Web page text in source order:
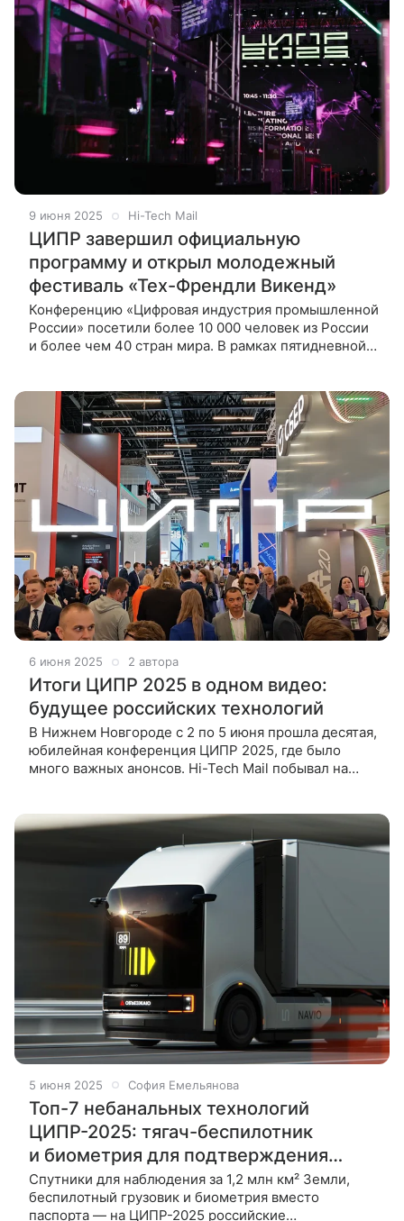
9 июня 2025 Hi-Tech Mail
ЦИПР завершил официальную
программу и открыл молодежный
фестиваль «Тех-Френдли Викенд»
Конференцию «Цифровая индустрия промышленной
России» посетили более 10 000 человек из России
и более чем 40 стран мира. В рамках пятидневной
6 июня 2025 2 автора
Итоги ЦИПР 2025 в одном видео:
будущее российских технологий
В Нижнем Новгороде с 2 по 5 июня прошла десятая,
юбилейная конференция ЦИПР 2025, где было
много важных анонсов. Hi-Tech Mail побывал на
5 июня 2025 София Емельянова
Топ-7 небанальных технологий
ЦИПР-2025: тягач-беспилотник
и биометрия для подтверждения
возраста
Спутники для наблюдения за 1,2 млн км² Земли,
беспилотный грузовик и биометрия вместо
паспорта — на ЦИПР-2025 российские